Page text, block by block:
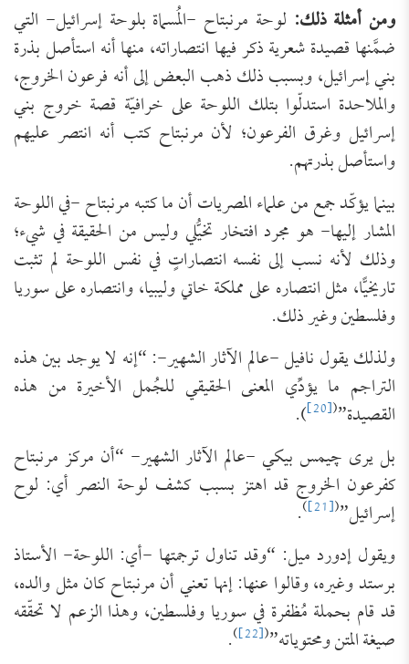
ومن أمثلة ذلك: لوحة مرنبتاح -المُسماة بلوحة إسرائيل- التي
ضمَّنها قصيدة شعرية ذكر فيها انتصاراته، منها أنه استأصل بذرة
بني إسرائيل، وبسبب ذلك ذهب البعض إلى أنه فرعون الخروج،
والملاحدة استدلّوا بتلك اللوحة على خرافيّة قصة خروج بني
إسرائيل وغرق الفرعون؛ لأن مرنبتاح كتب أنه انتصر عليهم
واستأصل بذرتهم.
بينما يؤكّد جمع من علماء المصريات أن ما كتبه مرنبتاح -في اللوحة
المشار إليها- هو مجرد افتخار تخيُّلي وليس من الحقيقة في شيء؛
وذلك لأنه نسب إلى نفسه انتصاراتٍ في نفس اللوحة لم تثبت
تاريخيًّا، مثل انتصاره على مملكة خاتي وليبيا، وانتصاره على سوريا
وفلسطين وغير ذلك.
ولذلك يقول نافيل -عالم الآثار الشهير-: “إنه لا يوجد بين هذه
التراجم ما يؤدِّي المعنى الحقيقي للجُمل الأخيرة من هذه
القصيدة”(
[20]
).
بل يرى چيمس بيكي -عالم الآثار الشهير- “أن مركز مرنبتاح
كفرعون الخروج قد اهتز بسبب كشف لوحة النصر أي: لوح
إسرائيل”(
[21]
)
.
ويقول إدورد ميل: “وقد تناول ترجمتها -أي: اللوحة- الأستاذ
برستد وغيره، وقالوا عنها: إنها تعني أن مرنبتاح كان مثل والده،
قد قام بحملة مُظفرة في سوريا وفلسطين، وهذا الزعم لا تحقّقه
صيغة المتن ومحتوياته”(
[22]
)
.